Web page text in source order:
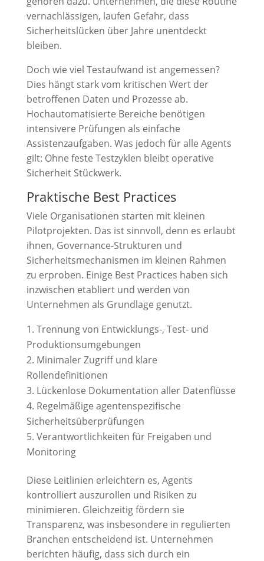
vernachlässigen, laufen Gefahr, dass
Sicherheitslücken über Jahre unentdeckt
bleiben.
Doch wie viel Testaufwand ist angemessen?
Dies hängt stark vom kritischen Wert der
betroffenen Daten und Prozesse ab.
Hochautomatisierte Bereiche benötigen
intensivere Prüfungen als einfache
Assistenzaufgaben. Was jedoch für alle Agents
gilt: Ohne feste Testzyklen bleibt operative
Sicherheit Stückwerk.
Praktische Best Practices
Viele Organisationen starten mit kleinen
Pilotprojekten. Das ist sinnvoll, denn es erlaubt
ihnen, Governance-Strukturen und
Sicherheitsmechanismen im kleinen Rahmen
zu erproben. Einige Best Practices haben sich
inzwischen etabliert und werden von
Unternehmen als Grundlage genutzt.
Trennung von Entwicklungs-, Test- und
Produktionsumgebungen
Minimaler Zugriff und klare
Rollendefinitionen
Lückenlose Dokumentation aller Datenflüsse
Regelmäßige agentenspezifische
Sicherheitsüberprüfungen
Verantwortlichkeiten für Freigaben und
Monitoring
Diese Leitlinien erleichtern es, Agents
kontrolliert auszurollen und Risiken zu
minimieren. Gleichzeitig fördern sie
Transparenz, was insbesondere in regulierten
Branchen entscheidend ist. Unternehmen
berichten häufig, dass sich durch ein